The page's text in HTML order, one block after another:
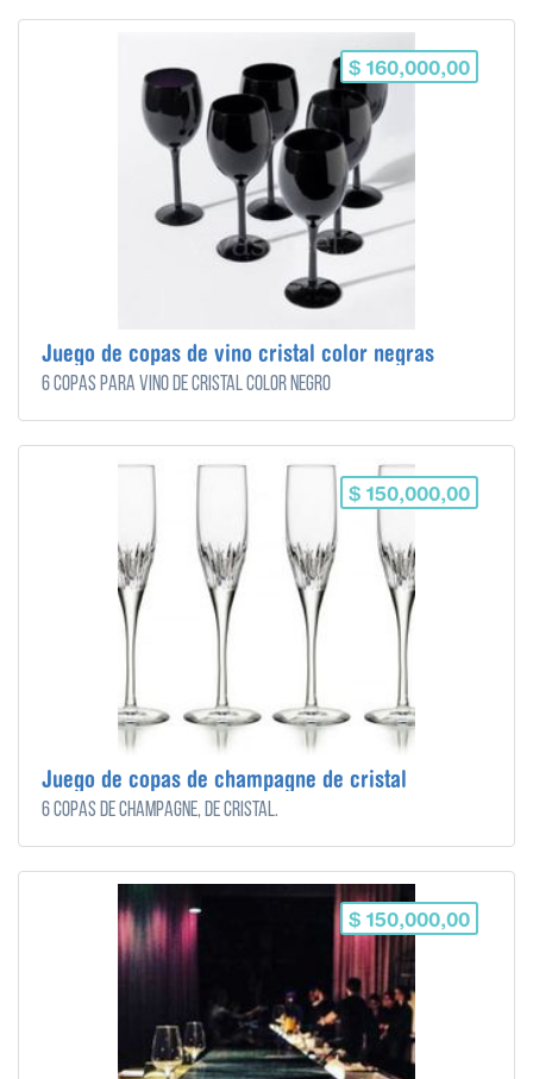
$ 160,000,00
Juego de copas de vino cristal color negras
6 copas para vino de cristal color negro
$ 150,000,00
Juego de copas de champagne de cristal
6 copas de champagne, de cristal.
$ 150,000,00